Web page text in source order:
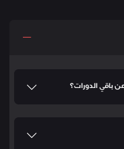
باقي الدورات؟